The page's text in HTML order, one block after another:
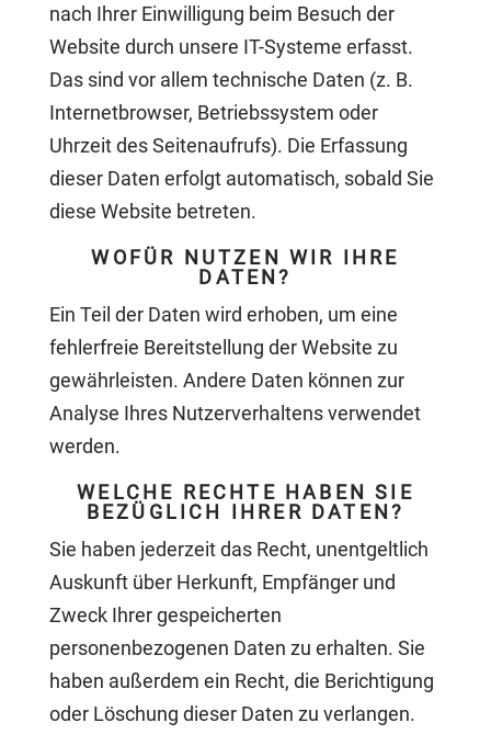
nach Ihrer Einwilligung beim Besuch der
Website durch unsere IT-Systeme erfasst.
Das sind vor allem technische Daten (z. B.
Internetbrowser, Betriebssystem oder
Uhrzeit des Seitenaufrufs). Die Erfassung
dieser Daten erfolgt automatisch, sobald Sie
diese Website betreten.
WOFÜR NUTZEN WIR IHRE
DATEN?
Ein Teil der Daten wird erhoben, um eine
fehlerfreie Bereitstellung der Website zu
gewährleisten. Andere Daten können zur
Analyse Ihres Nutzerverhaltens verwendet
werden.
WELCHE RECHTE HABEN SIE
BEZÜGLICH IHRER DATEN?
Sie haben jederzeit das Recht, unentgeltlich
Auskunft über Herkunft, Empfänger und
Zweck Ihrer gespeicherten
personenbezogenen Daten zu erhalten. Sie
haben außerdem ein Recht, die Berichtigung
oder Löschung dieser Daten zu verlangen.